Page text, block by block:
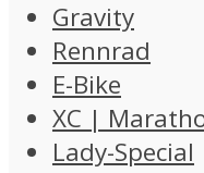
Gravity
Rennrad
E-Bike
XC |
Lady-Special